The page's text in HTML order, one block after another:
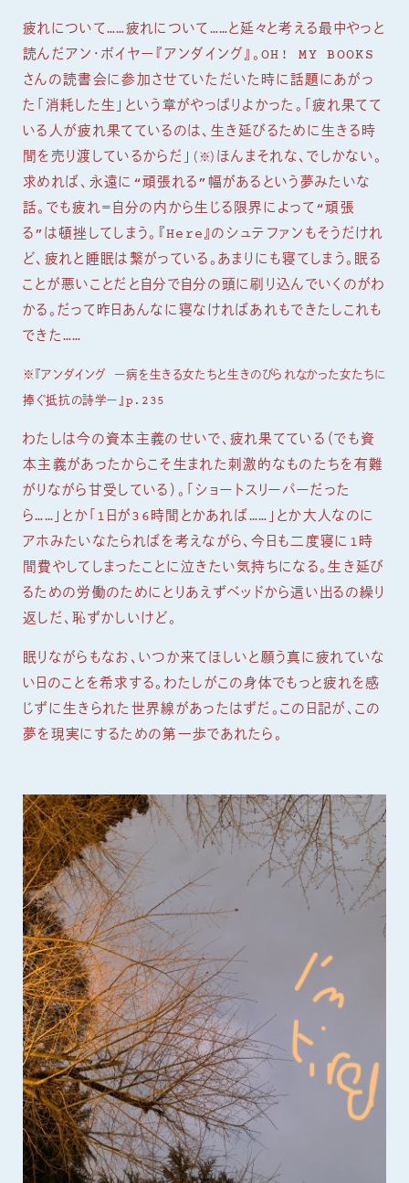
疲れについて……疲れについて……と延々と考える最中やっと
読んだアン・ボイヤー『アンダイング』。OH! MY BOOKS
さんの読書会に参加させていただいた時に話題にあがっ
た「消耗した生」という章がやっぱりよかった。「疲れ果てて
いる人が疲れ果てているのは、生き延びるために生きる時
間を売り渡しているからだ」 （※）ほんまそれな、でしかない。
求めれば、永遠に“頑張れる”幅があるという夢みたいな
話。でも疲れ＝自分の内から生じる限界によって“頑張
る”は頓挫してしまう。『Here』のシュテファンもそうだけれ
ど、疲れと睡眠は繋がっている。あまりにも寝てしまう。眠る
ことが悪いことだと自分で自分の頭に刷り込んでいくのがわ
かる。だって昨日あんなに寝なければあれもできたしこれも
できた……
※『アンダイング ー病を生きる女たちと生きのびられなかった女たちに
捧ぐ抵抗の詩学ー』p.235
わたしは今の資本主義のせいで、疲れ果てている（でも資
本主義があったからこそ生まれた刺激的なものたちを有難
がりながら甘受している）。「ショートスリーパーだった
ら……」とか「1日が36時間とかあれば……」とか大人なのに
アホみたいなたらればを考えながら、今日も二度寝に1時
間費やしてしまったことに泣きたい気持ちになる。生き延び
るための労働のためにとりあえずベッドから這い出るの繰り
返しだ、恥ずかしいけど。
眠りながらもなお、いつか来てほしいと願う真に疲れていな
い日のことを希求する。わたしがこの身体でもっと疲れを感
じずに生きられた世界線があったはずだ。この日記が、この
夢を現実にするための第一歩であれたら。